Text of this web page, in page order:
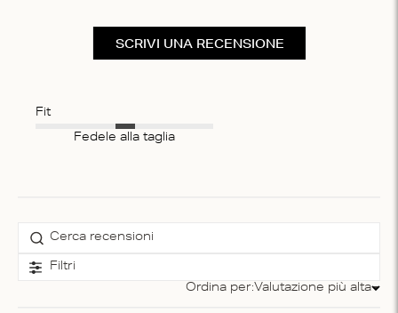
SCRIVI UNA RECENSIONE
Fit
Fedele alla taglia
Filtri
Ordina per
Ordina per:Valutazione più alta